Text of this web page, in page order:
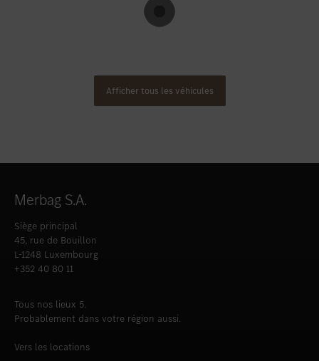
Afficher tous les véhicules
Merbag S.A.
Siège principal
45, rue de Bouillon
L-1248 Luxembourg
+352 40 80 11
Tous nos lieux 5.
Probablement dans votre région aussi.
Vers les locations